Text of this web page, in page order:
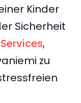
Kinder
Sicherheit
Services,
zu